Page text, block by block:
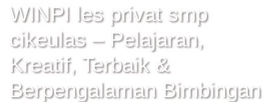
WINPI les privat smp
cikeulas – Pelajaran,
Kreatif, Terbaik &
Berpengalaman Bimbingan